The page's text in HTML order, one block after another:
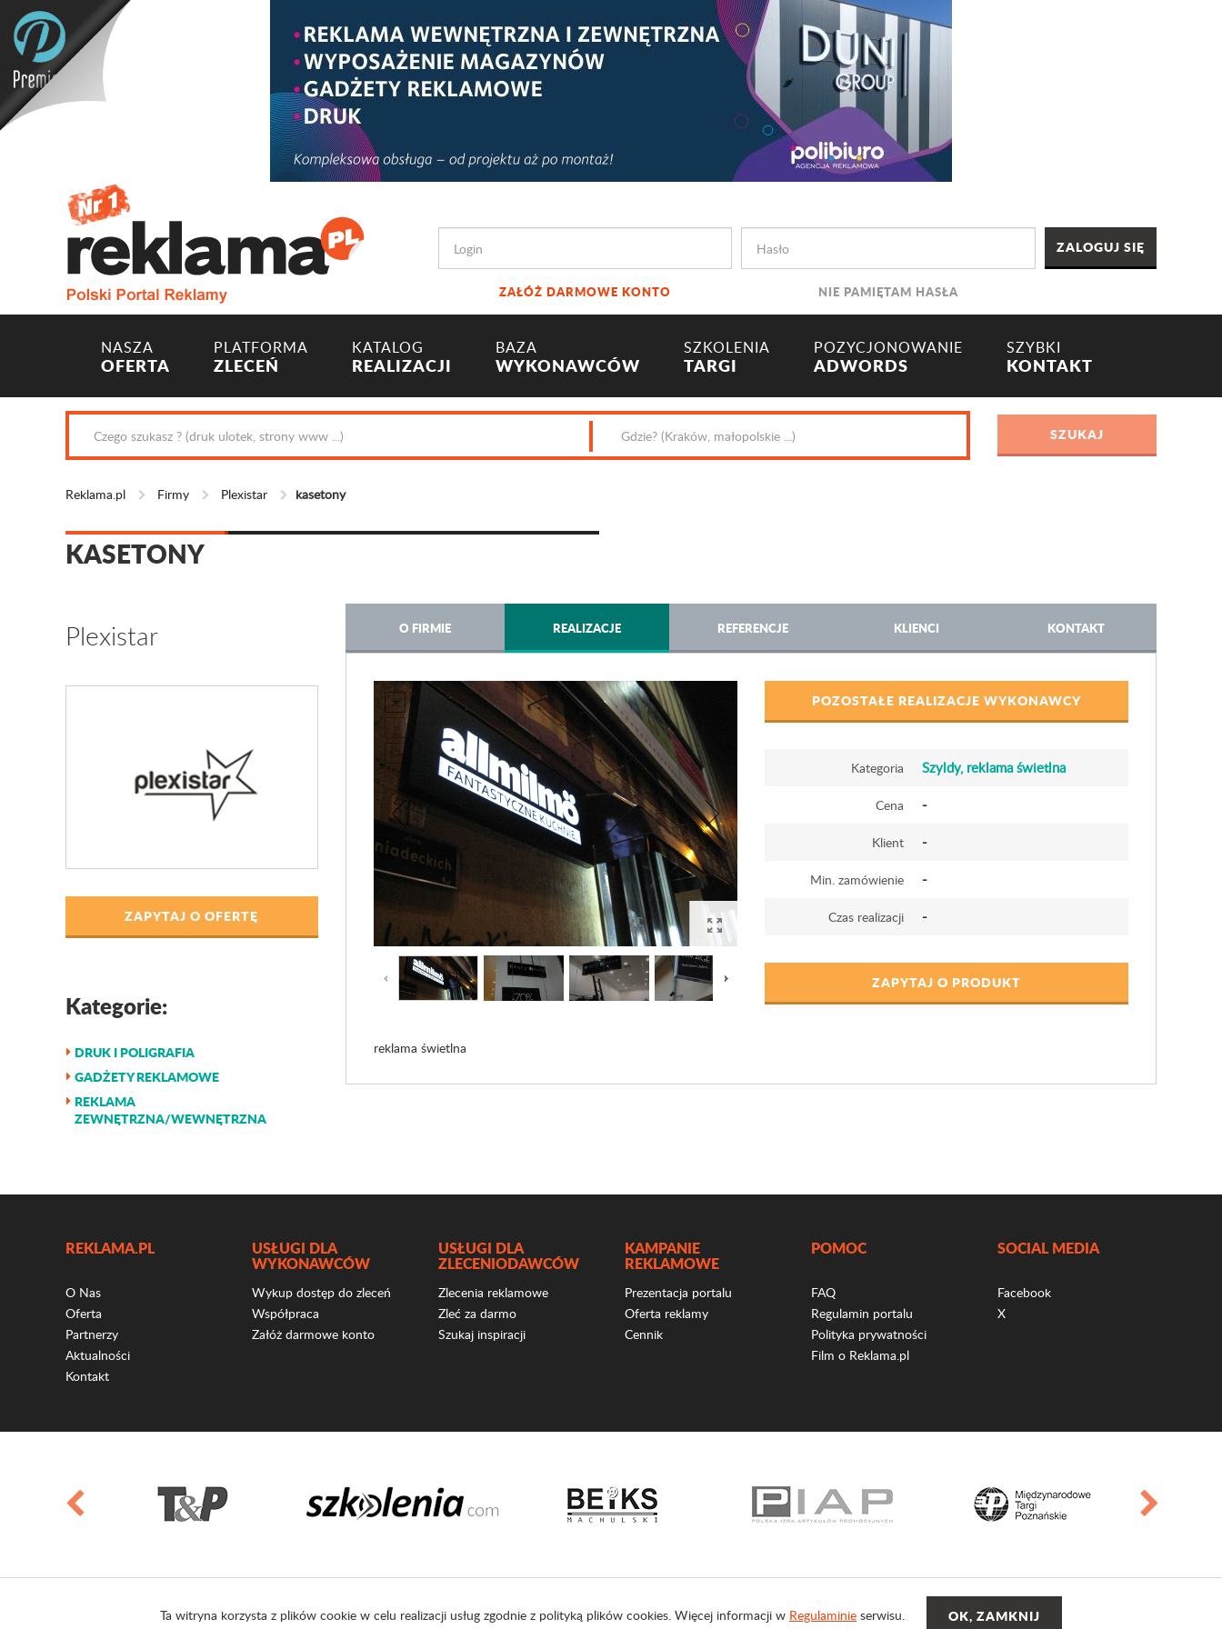
ZAŁÓŻ DARMOWE KONTO NIE PAMIĘTAM HASŁA
NASZA
OFERTA
PLATFORMA
ZLECEŃ
KATALOG
REALIZACJI
BAZA
WYKONAWCÓW
SZKOLENIA
TARGI
POZYCJONOWANIE
ADWORDS
SZYBKI
KONTAKT
Reklama.pl Firmy Plexistar kasetony
KASETONY
Plexistar
ZAPYTAJ O OFERTĘ
Kategorie:
DRUK I POLIGRAFIA
GADŻETY REKLAMOWE
REKLAMA
ZEWNĘTRZNA/WEWNĘTRZNA
O FIRMIE REALIZACJE REFERENCJE KLIENCI KONTAKT
POZOSTAŁE REALIZACJE WYKONAWCY
Kategoria Szyldy, reklama świetlna
Cena -
Klient -
Min. zamówienie -
Czas realizacji -
ZAPYTAJ O PRODUKT
reklama świetlna
REKLAMA.PL
O Nas
Oferta
Partnerzy
Aktualności
Kontakt
USŁUGI DLA
WYKONAWCÓW
Wykup dostęp do zleceń
Współpraca
Załóż darmowe konto
USŁUGI DLA
ZLECENIODAWCÓW
Zlecenia reklamowe
Zleć za darmo
Szukaj inspiracji
KAMPANIE
REKLAMOWE
Prezentacja portalu
Oferta reklamy
Cennik
POMOC
FAQ
Regulamin portalu
Polityka prywatności
Film o Reklama.pl
SOCIAL MEDIA
Facebook
X
Ta witryna korzysta z plików cookie w celu realizacji usług zgodnie z polityką plików cookies. Więcej informacji w Regulaminie serwisu.